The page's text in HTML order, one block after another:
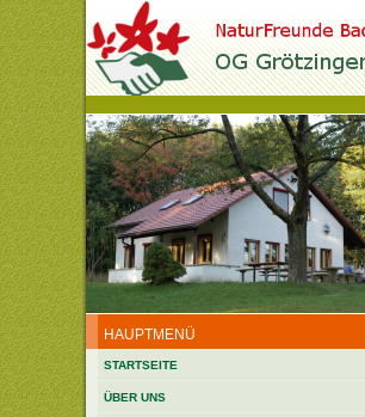
HAUPTMENÜ
STARTSEITE
ÜBER UNS